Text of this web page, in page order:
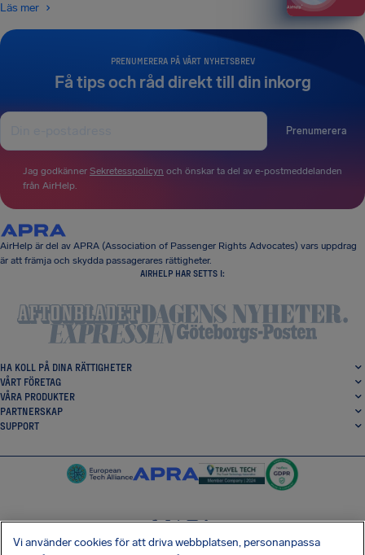
PRENUMERERA PÅ VÅRT NYHETSBREV
Få tips och råd direkt till din inkorg
Prenumerera
Jag godkänner Sekretesspolicyn och önskar ta del av e-postmeddelanden
från AirHelp.
Läs mer
AirHelp är del av APRA (Association of Passenger Rights Advocates) vars uppdrag
är att främja och skydda passagerares rättigheter.
AIRHELP HAR SETTS I:
HA KOLL PÅ DINA RÄTTIGHETER
VÅRT FÖRETAG
VÅRA PRODUKTER
PARTNERSKAP
SUPPORT
SocialFacebook
SocialTwitter
SocialInstagram
SocialLinkedin
Vi använder cookies för att driva webbplatsen, personanpassa